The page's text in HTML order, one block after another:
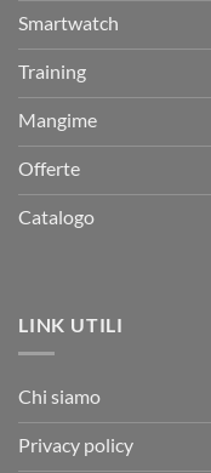
Smartwatch
Training
Mangime
Offerte
Catalogo
LINK UTILI
Chi siamo
Privacy policy